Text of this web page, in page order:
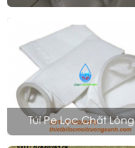
Túi Pe Lọc Chất Lỏng